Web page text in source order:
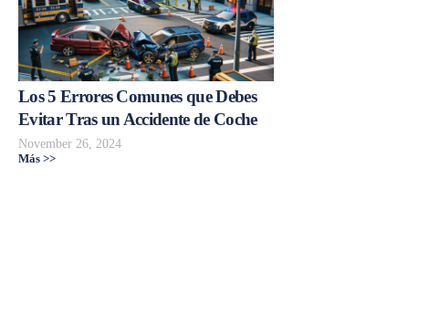
Los 5 Errores Comunes que Debes
Evitar Tras un Accidente de Coche
November 26, 2024
Más >>